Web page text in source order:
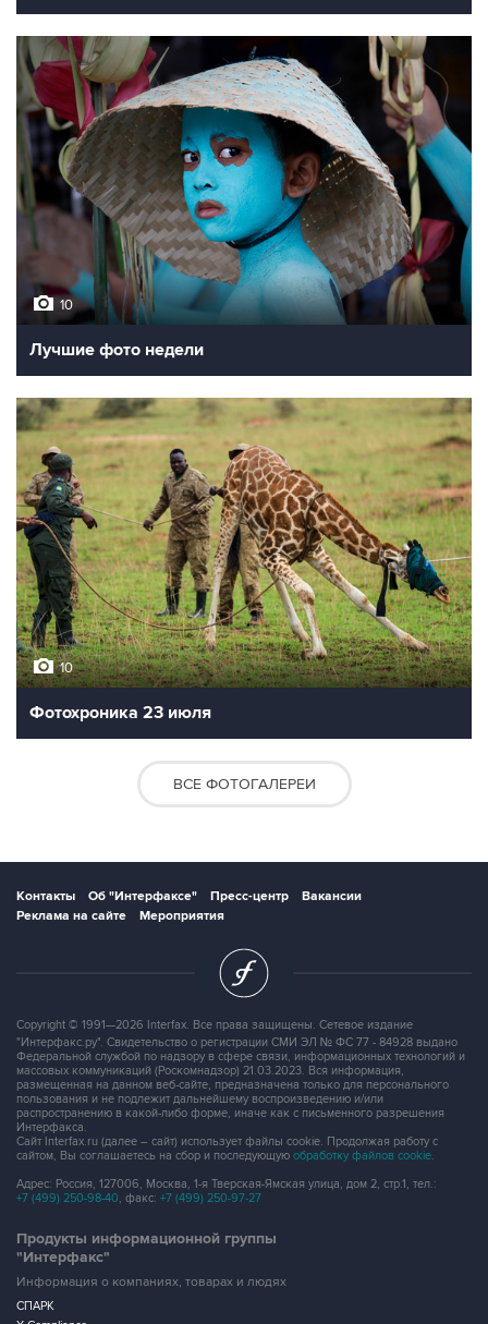
10
Лучшие фото недели
10
Фотохроника 23 июля
ВСЕ ФОТОГАЛЕРЕИ
Контакты Об "Интерфаксе" Пресс-центр
Вакансии
Реклама на сайте
Мероприятия
Copyright © 1991—2026 Interfax. Все права защищены. Сетевое издание
"Интерфакс.ру". Свидетельство о регистрации СМИ ЭЛ № ФС 77 - 84928 выдано
Федеральной службой по надзору в сфере связи, информационных технологий и
массовых коммуникаций (Роскомнадзор) 21.03.2023. Вся информация,
размещенная на данном веб-сайте, предназначена только для персонального
пользования и не подлежит дальнейшему воспроизведению и/или
распространению в какой-либо форме, иначе как с письменного разрешения
Интерфакса.
Сайт Interfax.ru (далее – сайт) использует файлы cookie. Продолжая работу с
сайтом, Вы соглашаетесь на сбор и последующую обработку файлов cookie.
Адрес: Россия, 127006, Москва, 1-я Тверская-Ямская улица, дом 2, стр.1, тел.:
+7 (499) 250-98-40, факс: +7 (499) 250-97-27
Продукты информационной группы
"Интерфакс"
Информация о компаниях, товарах и людях
СПАРК